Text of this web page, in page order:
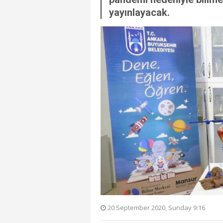
yayınlayacak.
20 September 2020, Sunday 9:16